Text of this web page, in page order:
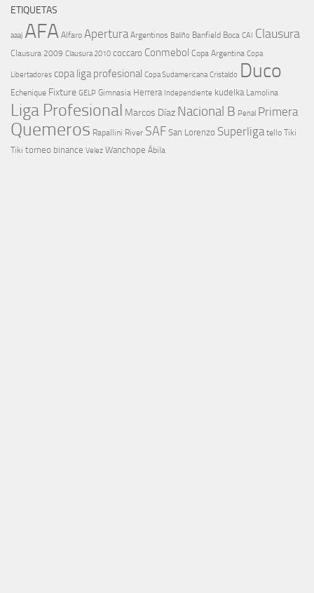
ETIQUETAS
aaaj AFA Alfaro Apertura Argentinos Baliño Banfield Boca CAI Clausura
Clausura 2009 Clausura 2010 coccaro Conmebol Copa Argentina Copa
Libertadores copa liga profesional Copa Sudamericana Cristaldo Duco
Echenique Fixture GELP Gimnasia Herrera Independiente kudelka Lamolina
Liga Profesional Marcos Díaz Nacional B Penal Primera
Quemeros Rapallini River SAF San Lorenzo Superliga tello Tiki
Tiki torneo binance Velez Wanchope Ábila